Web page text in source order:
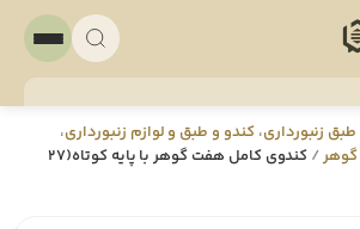
زنبورداری، کندو و طبق و لوازم زنبورداری،
/
کندوی کامل هفت گوهر با پایه کوتاه(27